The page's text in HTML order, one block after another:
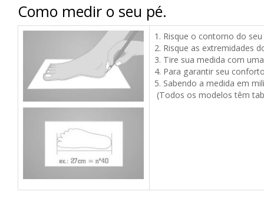
Como medir o seu pé.
1. Risque o contorno do
2. Risque as extremidades
3. Tire sua medida com
4. Para garantir seu
5. Sabendo a medida em
(Todos os modelos têm